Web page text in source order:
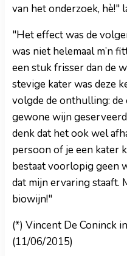
van het onderzoek, hè!"
"Het effect was de
was niet helemaal m’n
een stuk frisser dan de
stevige kater was deze
volgde de onthulling:
gewone wijn
denk dat het ook wel
persoon of je een kater
bestaat voorlopig geen
dat mijn ervaring staaft.
biowijn!"
(*) Vincent De Coninck
(11/06/2015)